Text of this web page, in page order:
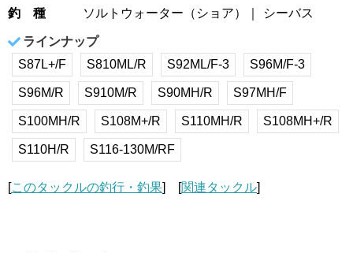
釣 種
ソルトウォーター（ショア） シーバス
ラインナップ
S87L+/F
S810ML/R S92ML/F-3 S96M/F-3
S96M/R S910M/R S90MH/R S97MH/F
S100MH/R S108M+/R S110MH/R S108MH+/R
S110H/R S116-130M/RF
[このタックルの釣行・釣果] [関連タックル]